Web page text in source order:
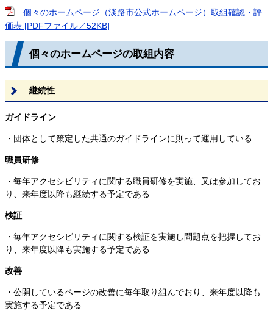
個々のホームページ（淡路市公式ホームページ）取組確認・評
価表 [PDFファイル／52KB]
個々のホームページの取組内容
継続性
ガイドライン
・団体として策定した共通のガイドラインに則って運用している
職員研修
・毎年アクセシビリティに関する職員研修を実施、又は参加してお
り、来年度以降も継続する予定である
検証
・毎年アクセシビリティに関する検証を実施し問題点を把握してお
り、来年度以降も実施する予定である
改善
・公開しているページの改善に毎年取り組んでおり、来年度以降も
実施する予定である